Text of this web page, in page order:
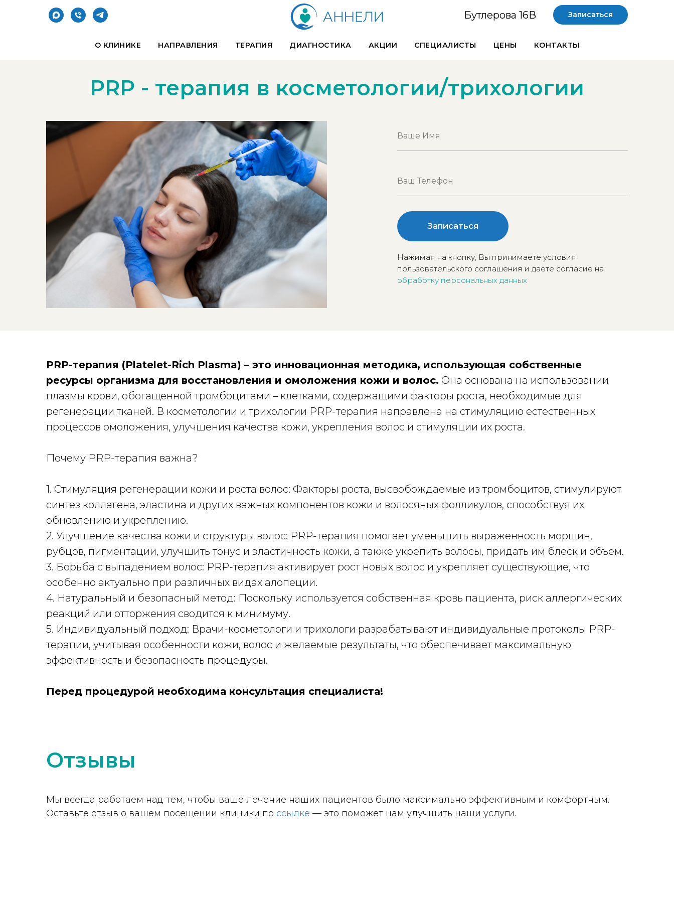
Бутлерова 16В Записаться
О КЛИНИКЕ НАПРАВЛЕНИЯ ТЕРАПИЯ ДИАГНОСТИКА АКЦИИ СПЕЦИАЛИСТЫ ЦЕНЫ КОНТАКТЫ
PRP - терапия в косметологии/трихологии
Записаться
Нажимая на кнопку, Вы принимаете условия
пользовательского соглашения и даете согласие на
обработку персональных данных
PRP-терапия (Platelet-Rich Plasma) – это инновационная методика, использующая собственные
ресурсы организма для восстановления и омоложения кожи и волос. Она основана на использовании
плазмы крови, обогащенной тромбоцитами – клетками, содержащими факторы роста, необходимые для
регенерации тканей. В косметологии и трихологии PRP-терапия направлена на стимуляцию естественных
процессов омоложения, улучшения качества кожи, укрепления волос и стимуляции их роста.
Почему PRP-терапия важна?
1. Стимуляция регенерации кожи и роста волос: Факторы роста, высвобождаемые из тромбоцитов, стимулируют
синтез коллагена, эластина и других важных компонентов кожи и волосяных фолликулов, способствуя их
обновлению и укреплению.
2. Улучшение качества кожи и структуры волос: PRP-терапия помогает уменьшить выраженность морщин,
рубцов, пигментации, улучшить тонус и эластичность кожи, а также укрепить волосы, придать им блеск и объем.
3. Борьба с выпадением волос: PRP-терапия активирует рост новых волос и укрепляет существующие, что
особенно актуально при различных видах алопеции.
4. Натуральный и безопасный метод: Поскольку используется собственная кровь пациента, риск аллергических
реакций или отторжения сводится к минимуму.
5. Индивидуальный подход: Врачи-косметологи и трихологи разрабатывают индивидуальные протоколы PRP-
терапии, учитывая особенности кожи, волос и желаемые результаты, что обеспечивает максимальную
эффективность и безопасность процедуры.
Перед процедурой необходима консультация специалиста!
Отзывы
Мы всегда работаем над тем, чтобы ваше лечение наших пациентов было максимально эффективным и комфортным.
Оставьте отзыв о вашем посещении клиники по ссылке — это поможет нам улучшить наши услуги.